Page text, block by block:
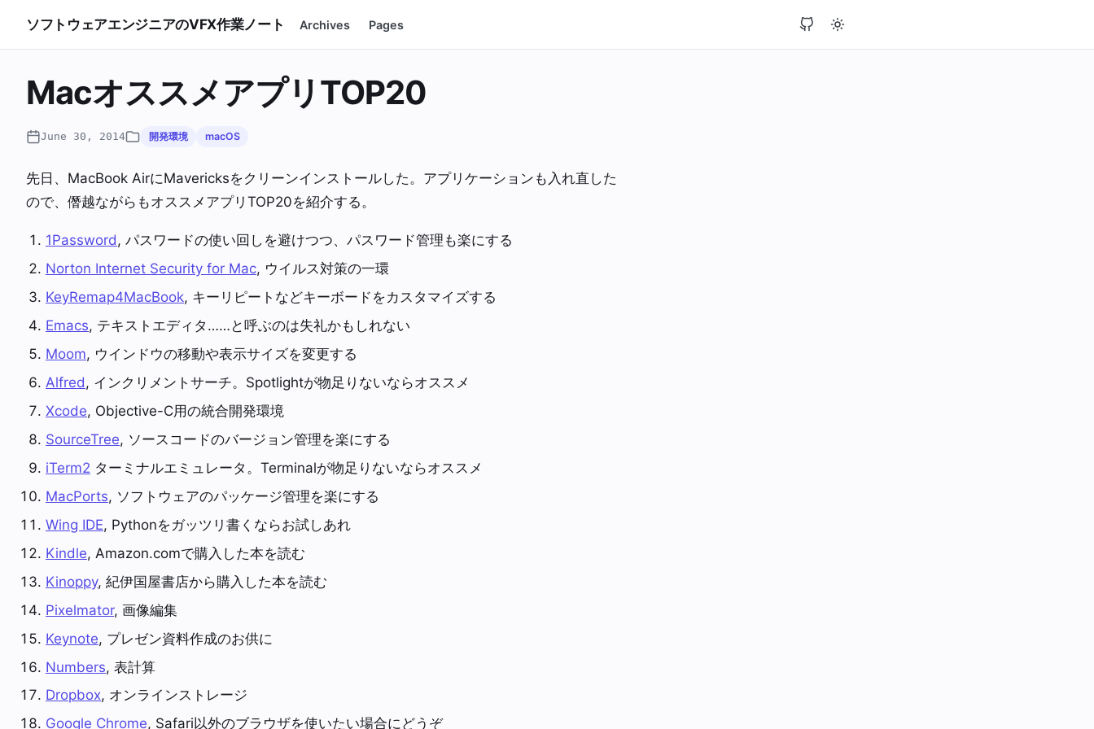
ソフトウェアエンジニアのVFX作業ノート Archives Pages
MacオススメアプリTOP20
June 30, 2014 開発環境 macOS
先日、MacBook AirにMavericksをクリーンインストールした。アプリケーションも入れ直した
ので、僭越ながらもオススメアプリTOP20を紹介する。
1Password, パスワードの使い回しを避けつつ、パスワード管理も楽にする
Norton Internet Security for Mac, ウイルス対策の一環
KeyRemap4MacBook, キーリピートなどキーボードをカスタマイズする
Emacs, テキストエディタ……と呼ぶのは失礼かもしれない
Moom, ウインドウの移動や表示サイズを変更する
Alfred, インクリメントサーチ。Spotlightが物足りないならオススメ
Xcode, Objective-C用の統合開発環境
SourceTree, ソースコードのバージョン管理を楽にする
iTerm2 ターミナルエミュレータ。Terminalが物足りないならオススメ
MacPorts, ソフトウェアのパッケージ管理を楽にする
Wing IDE, Pythonをガッツリ書くならお試しあれ
Kindle, Amazon.comで購入した本を読む
Kinoppy, 紀伊国屋書店から購入した本を読む
Pixelmator, 画像編集
Keynote, プレゼン資料作成のお供に
Numbers, 表計算
Dropbox, オンラインストレージ
Google Chrome, Safari以外のブラウザを使いたい場合にどうぞ